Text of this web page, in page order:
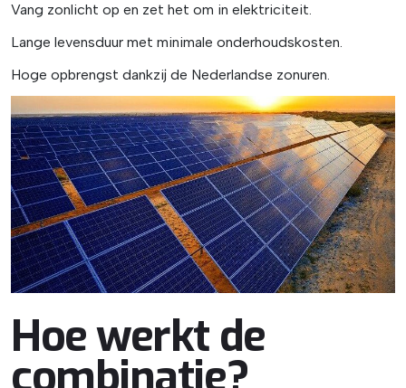
Vang zonlicht op en zet het om in elektriciteit.
Lange levensduur met minimale onderhoudskosten.
Hoge opbrengst dankzij de Nederlandse zonuren.
Hoe werkt de